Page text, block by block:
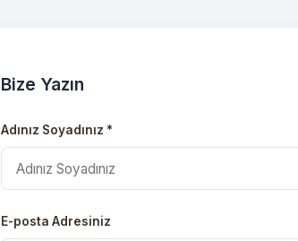
Bize Yazın
Adınız Soyadınız *
E-posta Adresiniz